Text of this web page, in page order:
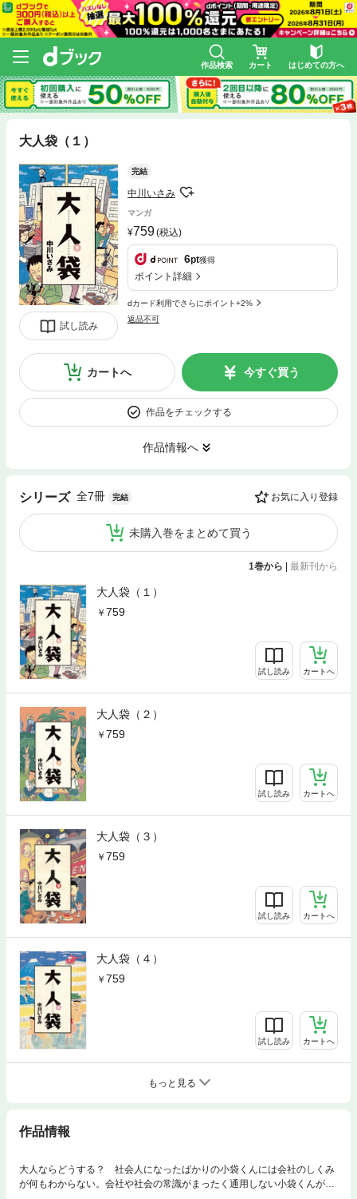
作品検索 カート はじめての方へ
大人袋（１）
試し読み
完結
中川いさみ
マンガ
759(税込)
6pt獲得
ポイント詳細
dカード利用でさらにポイント+2%
返品不可
カートへ 今すぐ買う
作品をチェックする
作品情報へ
シリーズ 全7冊 完結 お気に入り登録
未購入巻をまとめて買う
1巻から | 最新刊から
大人袋（１）
759
試し読み カートへ
大人袋（２）
759
試し読み カートへ
大人袋（３）
759
試し読み カートへ
大人袋（４）
759
試し読み カートへ
もっと見る
作品情報
大人ならどうする？ 社会人になったばかりの小袋くんには会社のしくみ
が何もわからない。会社や社会の常識がまったく通用しない小袋くんが送